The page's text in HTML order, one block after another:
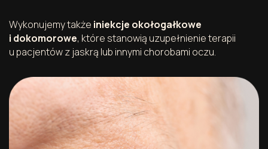
Wykonujemy także iniekcje okołogałkowe
i dokomorowe, które stanowią uzupełnienie terapii
u pacjentów z jaskrą lub innymi chorobami oczu.